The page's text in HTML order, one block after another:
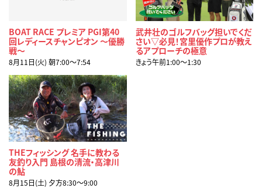
BOAT RACE プレミア PGI第40
回レディースチャンピオン ～優勝
戦～
8月11日(火) 朝7:00〜7:54
武井壮のゴルフバッグ担いでくだ
さい▽必見！宮里優作プロが教え
るアプローチの極意
きょう午前1:00〜1:30
THEフィッシング 名手に教わる
友釣り入門 島根の清流・高津川
の鮎
8月15日(土) 夕方8:30〜9:00